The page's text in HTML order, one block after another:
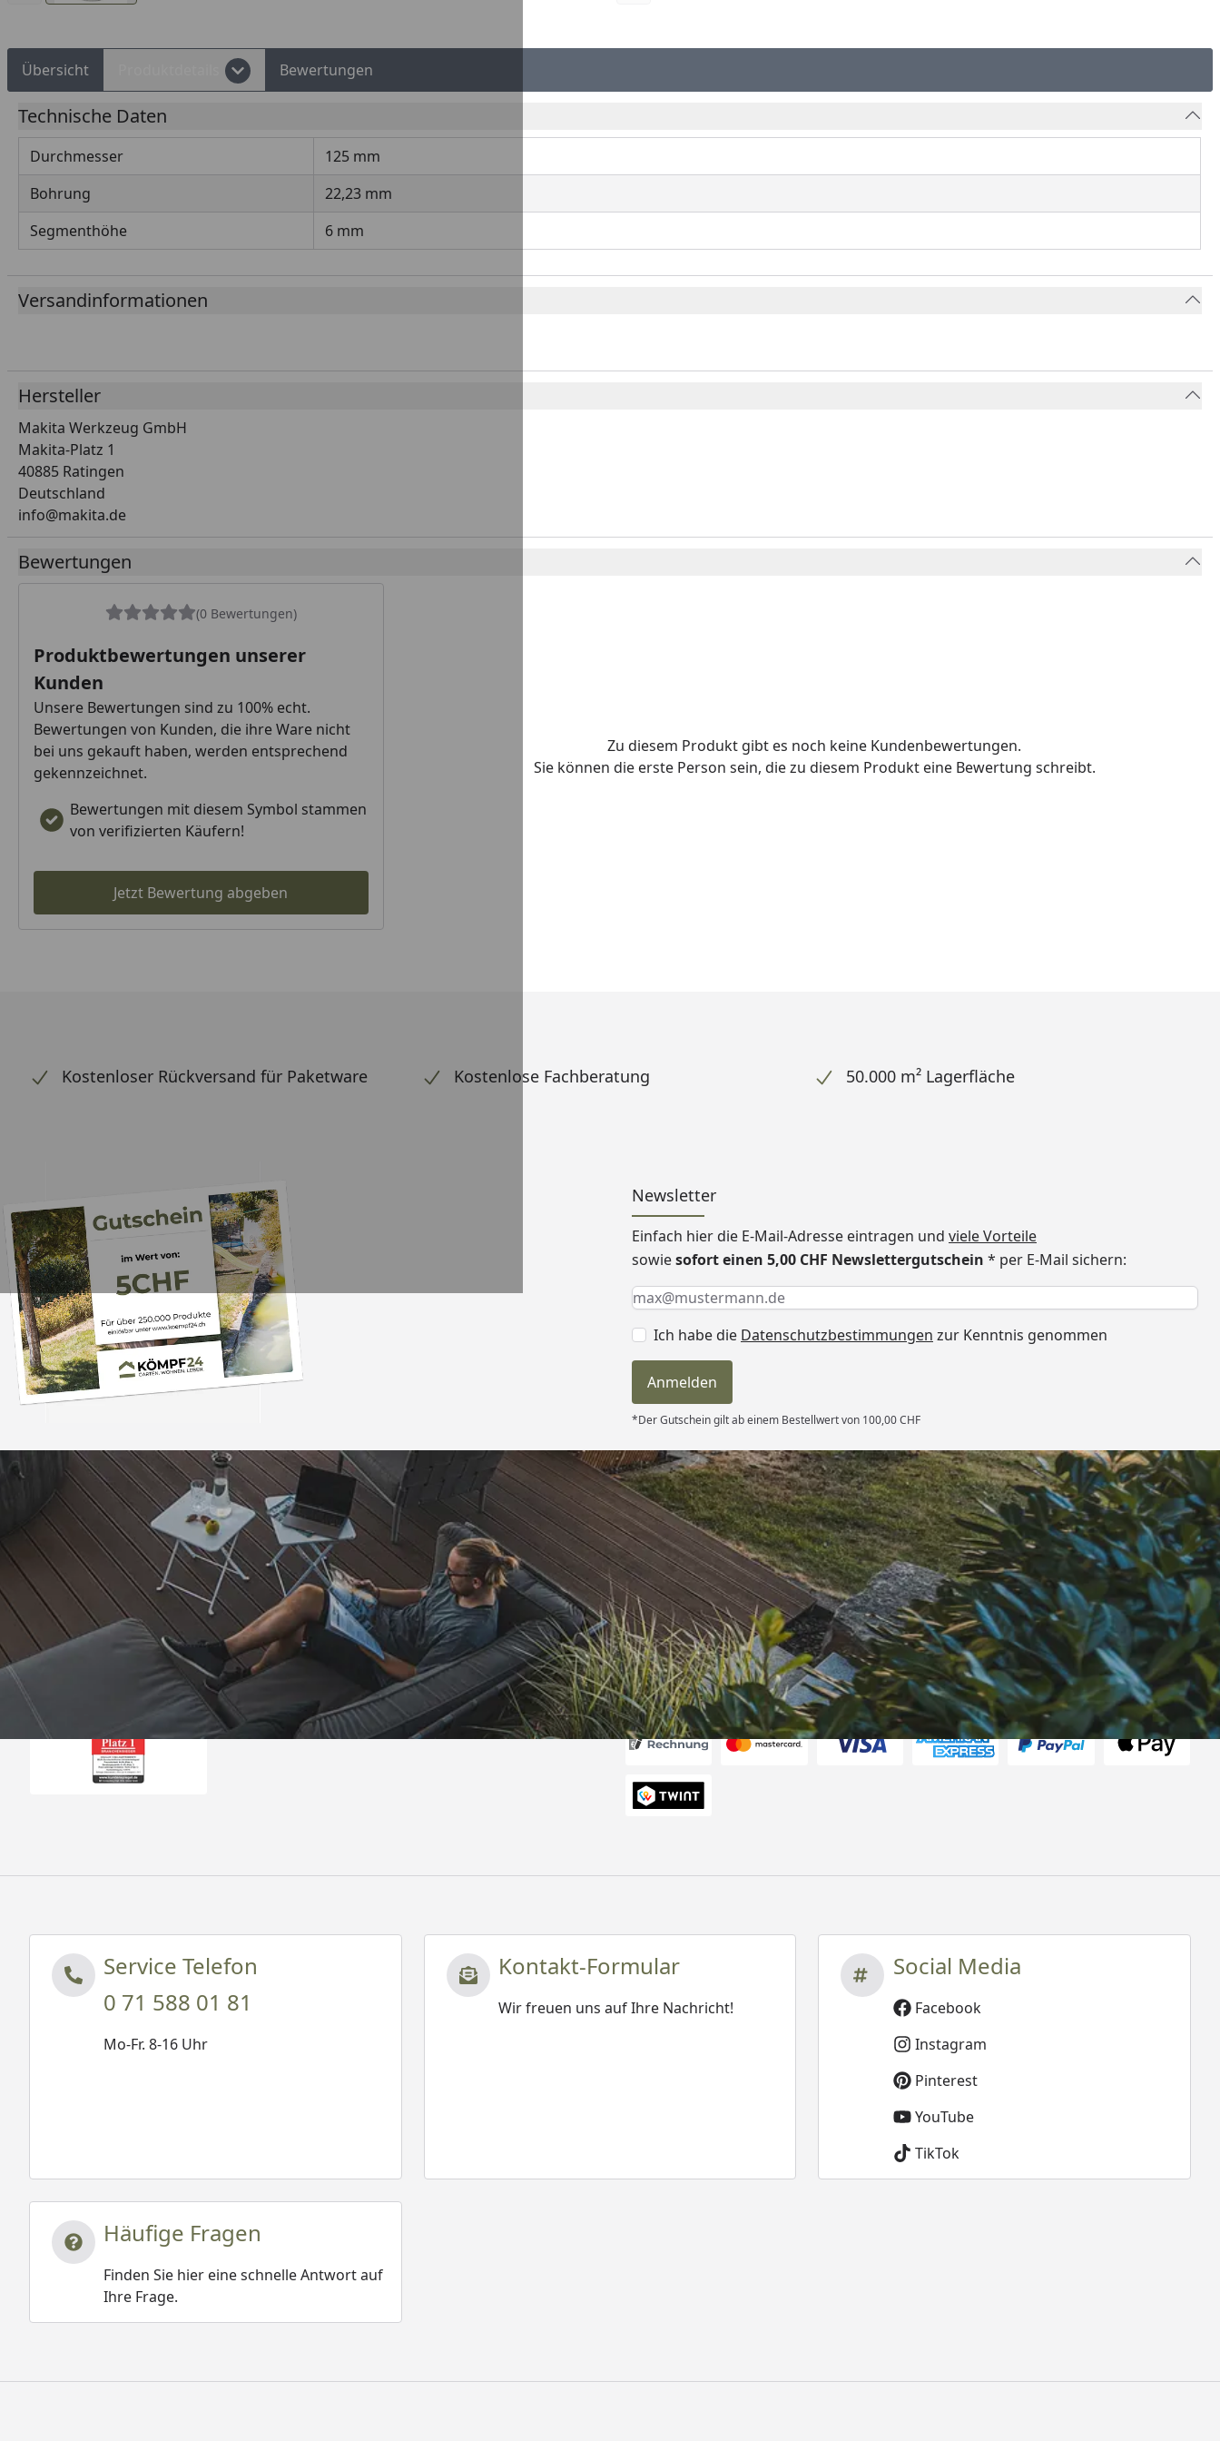
Übersicht Bewertungen
Technische Daten
Durchmesser
125 mm
Bohrung
22,23 mm
Segmenthöhe
6 mm
Versandinformationen
Hersteller
Makita Werkzeug GmbH
Makita-Platz 1
40885 Ratingen
Deutschland
info@makita.de
Bewertungen
(0 Bewertungen)
Produktbewertungen unserer
Kunden
Unsere Bewertungen sind zu 100% echt.
Bewertungen von Kunden, die ihre Ware nicht
bei uns gekauft haben, werden entsprechend
gekennzeichnet.
Bewertungen mit diesem Symbol stammen
von verifizierten Käufern!
Jetzt Bewertung abgeben
Zu diesem Produkt gibt es noch keine Kundenbewertungen.
Sie können die erste Person sein, die zu diesem Produkt eine Bewertung schreibt.
Kostenloser Rückversand für Paketware Kostenlose Fachberatung 50.000 m² Lagerfläche
Newsletter
Einfach hier die E-Mail-Adresse eintragen und viele Vorteile
sowiesofort einen 5,00 CHF Newslettergutschein * per E-Mail sichern:
Keine Eingabe erforderlich
Eingabe erforderlich
E-Mail *
Ich habe die Datenschutzbestimmungen zur Kenntnis genommen
Anmelden
*Der Gutschein gilt ab einem Bestellwert von 100,00 CHF
Trusted Shops
4,81/ 5
25.957 Bewertungen
„- Retouren Bearbeitung wurde
umgehend erledigt“
04.08.2026
Versand
Auszeichnungen Akzeptierte Zahlungsarten
Service Telefon
0 71 588 01 81
Mo-Fr. 8-16 Uhr
Kontakt-Formular
Wir freuen uns auf Ihre Nachricht!
Social Media
Facebook
Instagram
Pinterest
YouTube
TikTok
Häufige Fragen
Finden Sie hier eine schnelle Antwort auf
Ihre Frage.